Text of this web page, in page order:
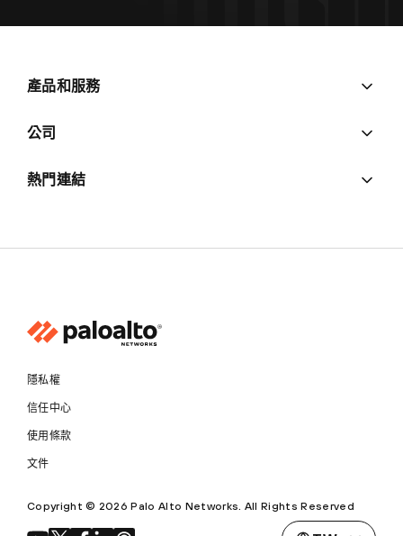
產品和服務
公司
熱門連結
隱私權
信任中心
使用條款
文件
Copyright © 2026 Palo Alto Networks. All Rights Reserved